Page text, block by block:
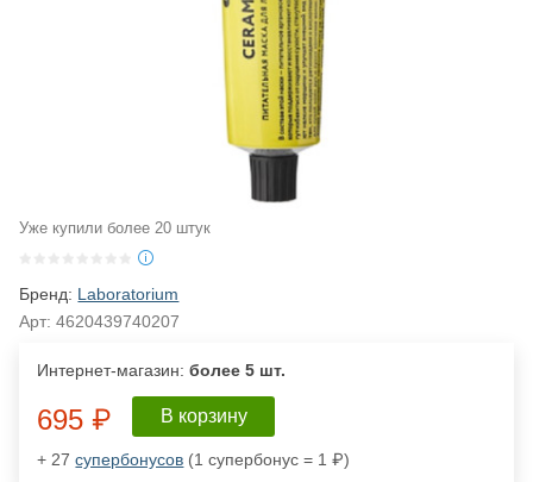
Уже купили более 20 штук
Бренд: Laboratorium
Арт:4620439740207
Интернет-магазин:более 5 шт.
695 ₽ В корзину
+ 27супербонусов (1 супербонус = 1 ₽)